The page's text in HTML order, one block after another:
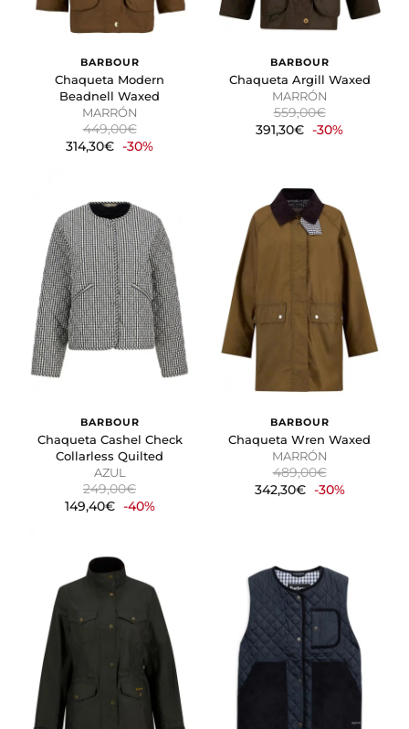
BARBOUR
Chaqueta Modern
Beadnell Waxed
MARRÓN
449,00€
314,30€ -30%
BARBOUR
Chaqueta Argill Waxed
MARRÓN
559,00€
391,30€ -30%
BARBOUR
Chaqueta Cashel Check
Collarless Quilted
AZUL
249,00€
149,40€ -40%
BARBOUR
Chaqueta Wren Waxed
MARRÓN
489,00€
342,30€ -30%